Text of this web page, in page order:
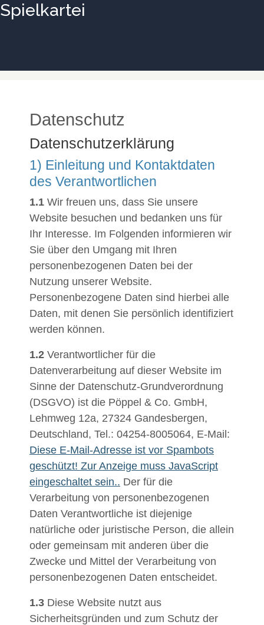
Spielkartei
Datenschutz
Datenschutzerklärung
1) Einleitung und Kontaktdaten
des Verantwortlichen
1.1 Wir freuen uns, dass Sie unsere
Website besuchen und bedanken uns für
Ihr Interesse. Im Folgenden informieren wir
Sie über den Umgang mit Ihren
personenbezogenen Daten bei der
Nutzung unserer Website.
Personenbezogene Daten sind hierbei alle
Daten, mit denen Sie persönlich identifiziert
werden können.
1.2 Verantwortlicher für die
Datenverarbeitung auf dieser Website im
Sinne der Datenschutz-Grundverordnung
(DSGVO) ist die Pöppel & Co. GmbH,
Lehmweg 12a, 27324 Gandesbergen,
Deutschland, Tel.: 04254-8005064, E-Mail:
Diese E-Mail-Adresse ist vor Spambots
geschützt! Zur Anzeige muss JavaScript
eingeschaltet sein.. Der für die
Verarbeitung von personenbezogenen
Daten Verantwortliche ist diejenige
natürliche oder juristische Person, die allein
oder gemeinsam mit anderen über die
Zwecke und Mittel der Verarbeitung von
personenbezogenen Daten entscheidet.
1.3 Diese Website nutzt aus
Sicherheitsgründen und zum Schutz der